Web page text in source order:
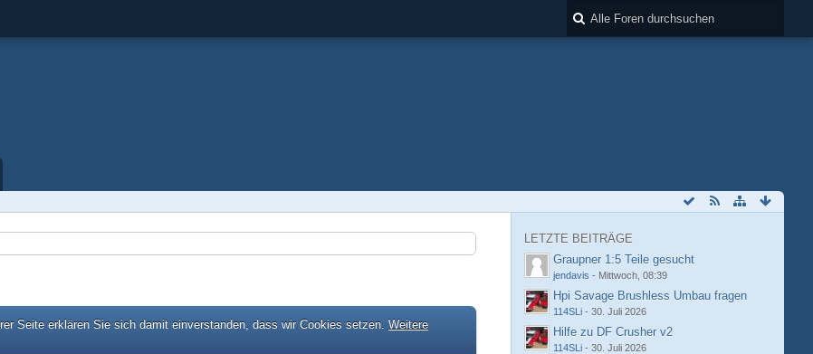
Seite erklären Sie sich damit einverstanden, dass wir Cookies setzen. Weitere
LETZTE BEITRÄGE
Graupner 1:5 Teile gesucht
jendavis - Mittwoch, 08:39
Hpi Savage Brushless Umbau fragen
114SLi - 30. Juli 2026
Hilfe zu DF Crusher v2
114SLi - 30. Juli 2026